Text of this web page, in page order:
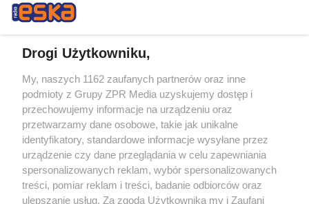
Żaden utwór zamieszczony w serwisie nie może być powielany i
rozpowszechniany lub dalej rozpowszechniany w jakikolwiek sposób (w
tym także elektroniczny lub mechaniczny) na jakimkolwiek polu
eksploatacji w jakiejkolwiek formie, włącznie z umieszczaniem w
Internecie bez pisemnej zgody właściciela praw. Jakiekolwiek użycie lub
wykorzystanie utworów w całości lub w części z naruszeniem prawa,
tzn. bez właściwej zgody, jest zabronione pod groźbą kary i może być
ścigane prawnie.
Drogi Użytkowniku,
My, naszych 1162 zaufanych partnerów oraz inne
podmioty z Grupy ZPR Media uzyskujemy dostęp i
przechowujemy informacje na urządzeniu oraz
przetwarzamy dane osobowe, takie jak unikalne
identyfikatory, standardowe informacje wysyłane przez
urządzenie czy dane przeglądania w celu zapewniania
spersonalizowanych reklam, wybór spersonalizowanych
treści, pomiar reklam i treści, badanie odbiorców oraz
ulepszanie usług. Za zgodą Użytkownika my i Zaufani